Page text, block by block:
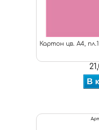
Картон цв. А4,
В